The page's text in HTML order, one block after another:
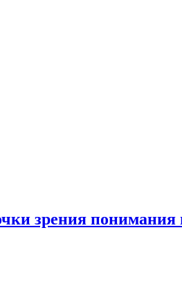
зрения понимания